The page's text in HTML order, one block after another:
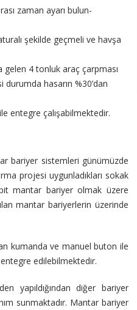
zaman ayarı bulun-
şekilde geçmeli ve havşa
4 tonluk araç çarpması
hasarın %30’dan
entegre çalışabilmektedir.
bariyer sistemleri günümüzde
projesi uygunladıkları sokak
mantar bariyer olmak üzere
mantar bariyerlerin üzerinde
kumanda ve manuel buton ile
edilebilmektedir.
yapıldığından diğer bariyer
sunmaktadır. Mantar bariyer